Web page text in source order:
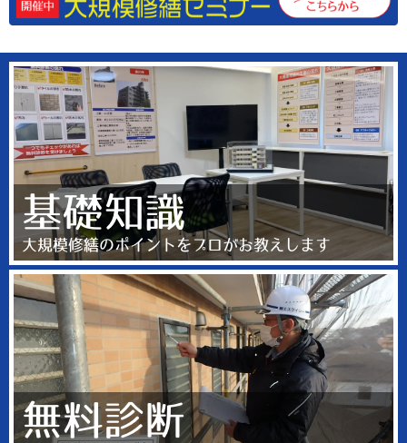
基礎知識
大規模修繕のポイントをプロがお教えします
無料診断